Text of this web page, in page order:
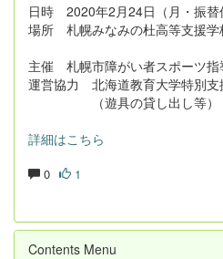
日時 2020年2月24日（月・振替
場所 札幌みなみの杜高等支援学
主催 札幌市障がい者スポーツ指
運営協力 北海道教育大学特別支
（遊具の貸し出し等）
詳細はこちら
0 1
Contents Menu